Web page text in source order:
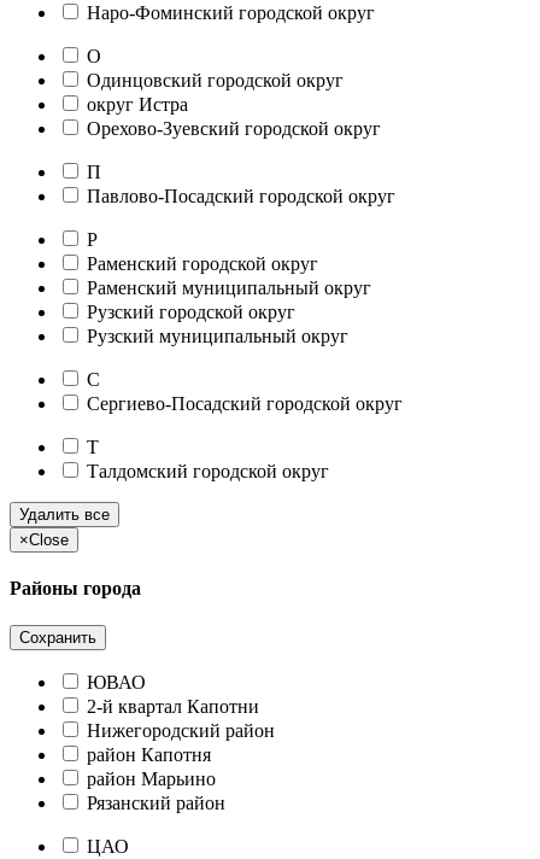
Наро-Фоминский городской округ
О
Одинцовский городской округ
округ Истра
Орехово-Зуевский городской округ
П
Павлово-Посадский городской округ
Р
Раменский городской округ
Раменский муниципальный округ
Рузский городской округ
Рузский муниципальный округ
С
Сергиево-Посадский городской округ
Т
Талдомский городской округ
Удалить все
×Close
Районы города
Сохранить
ЮВАО
2-й квартал Капотни
Нижегородский район
район Капотня
район Марьино
Рязанский район
ЦАО